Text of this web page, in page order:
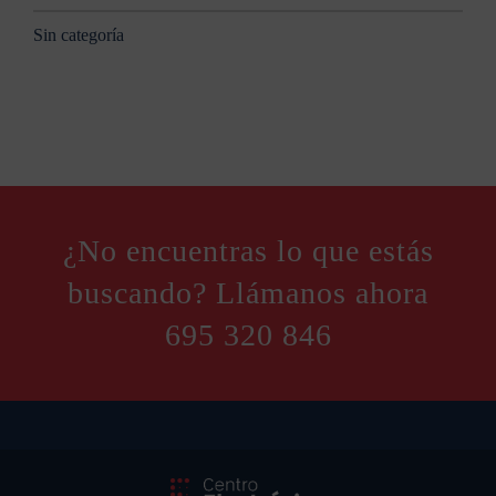
Sin categoría
¿No encuentras lo que estás
buscando? Llámanos ahora
695 320 846